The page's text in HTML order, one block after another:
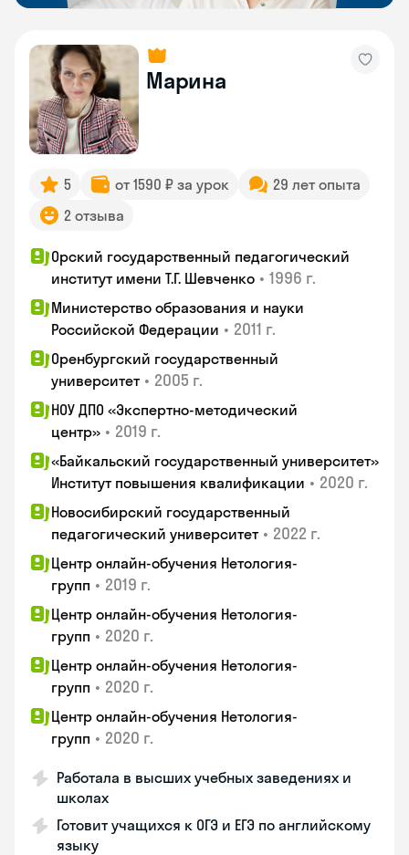
Марина
5 от 1590 ₽ за урок
29 лет опыта
2 отзыва
Орский государственный педагогический
институт имени Т.Г. Шевченко • 1996 г.
Министерство образования и науки
Российской Федерации • 2011 г.
Оренбургский государственный
университет • 2005 г.
НОУ ДПО «Экспертно-методический
центр» • 2019 г.
«Байкальский государственный университет»
Институт повышения квалификации • 2020 г.
Новосибирский государственный
педагогический университет • 2022 г.
Центр онлайн-обучения Нетология-
групп • 2019 г.
Центр онлайн-обучения Нетология-
групп • 2020 г.
Центр онлайн-обучения Нетология-
групп • 2020 г.
Центр онлайн-обучения Нетология-
групп • 2020 г.
Работала в высших учебных заведениях и
школах
Готовит учащихся к ОГЭ и ЕГЭ по английскому
языку